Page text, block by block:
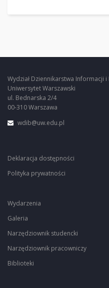
Wydział Dziennikarstwa Informacji
Uniwersytet Warszawski
ul. Bednarska 2/4
00-310 Warszawa
wdib@uw.edu.pl
Deklaracja dostępności
Polityka prywatności
Wydarzenia
Galeria
Narzędziownik studencki
Narzędziownik pracowniczy
Biblioteki